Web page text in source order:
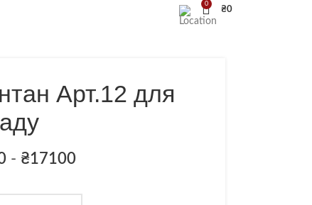
0
₴0
Арт.12 для
- ₴17100